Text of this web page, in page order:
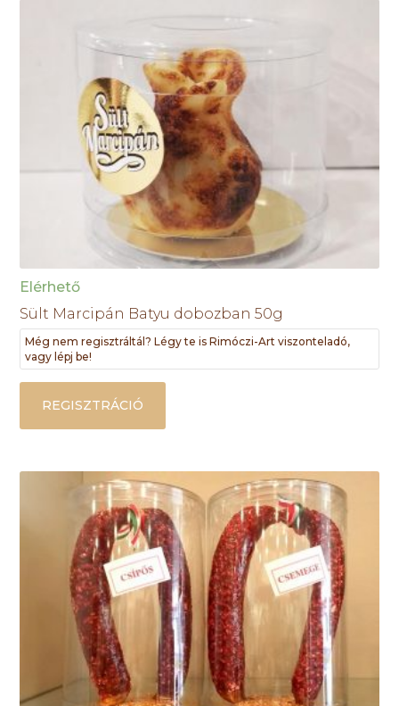
Elérhető
Sült Marcipán Batyu dobozban 50g
Még nem regisztráltál? Légy te is Rimóczi-Art viszonteladó,
vagy lépj be!
REGISZTRÁCIÓ